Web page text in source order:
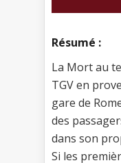
Résumé :
La Mort au
TGV en
gare de
des
dans son
Si les